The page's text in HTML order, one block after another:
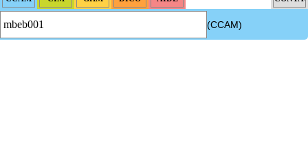
(CCAM)